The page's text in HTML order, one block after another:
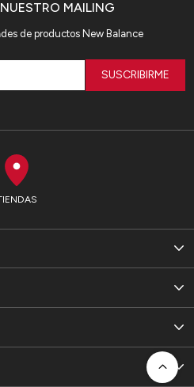
MAILING
de productos New Balance
SUSCRIBIRME